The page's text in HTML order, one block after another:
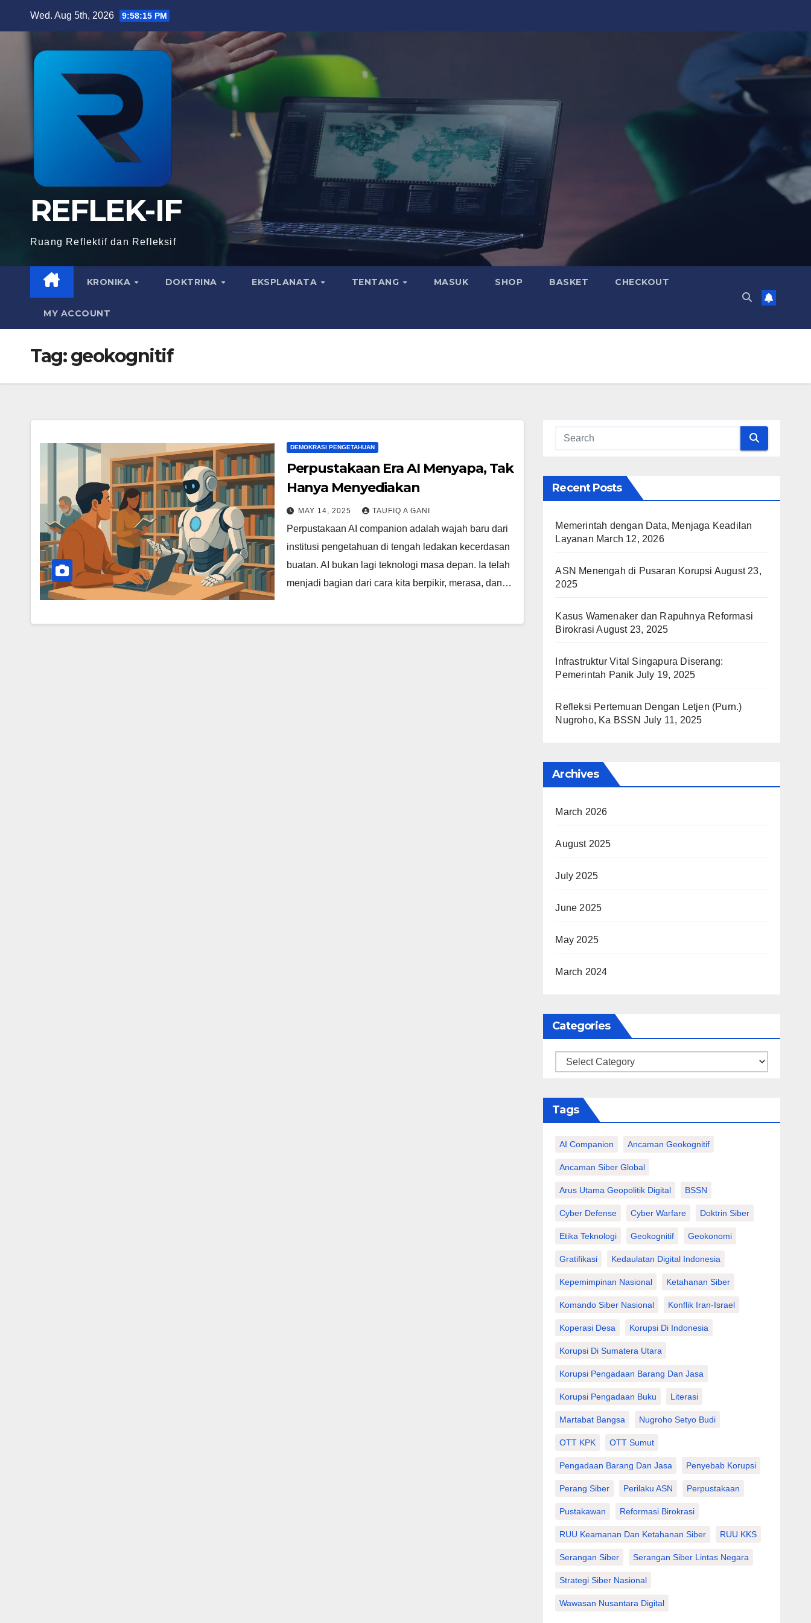
Wed. Aug 5th, 2026 9:58:16 PM
REFLEK-IF
Ruang Reflektif dan Refleksif
KRONIKA DOKTRINA EKSPLANATA TENTANG MASUK SHOP BASKET CHECKOUT
MY ACCOUNT
Tag:geokognitif
DEMOKRASI PENGETAHUAN
Perpustakaan Era AI Menyapa, Tak
Hanya Menyediakan
MAY 14, 2025 TAUFIQ A GANI
Perpustakaan AI companion adalah wajah baru dari
institusi pengetahuan di tengah ledakan kecerdasan
buatan. AI bukan lagi teknologi masa depan. Ia telah
menjadi bagian dari cara kita berpikir, merasa, dan…
Recent Posts
Memerintah dengan Data, Menjaga Keadilan
Layanan March 12, 2026
ASN Menengah di Pusaran Korupsi August 23,
2025
Kasus Wamenaker dan Rapuhnya Reformasi
Birokrasi August 23, 2025
Infrastruktur Vital Singapura Diserang:
Pemerintah Panik July 19, 2025
Refleksi Pertemuan Dengan Letjen (Purn.)
Nugroho, Ka BSSN July 11, 2025
Archives
March 2026
August 2025
July 2025
June 2025
May 2025
March 2024
Categories
Categories
Tags
AI Companion Ancaman Geokognitif
Ancaman Siber Global
Arus Utama Geopolitik Digital BSSN
Cyber Defense Cyber Warfare Doktrin Siber
Etika Teknologi Geokognitif Geokonomi
Gratifikasi Kedaulatan Digital Indonesia
Kepemimpinan Nasional Ketahanan Siber
Komando Siber Nasional Konflik Iran-Israel
Koperasi Desa Korupsi Di Indonesia
Korupsi Di Sumatera Utara
Korupsi Pengadaan Barang Dan Jasa
Korupsi Pengadaan Buku Literasi
Martabat Bangsa Nugroho Setyo Budi
OTT KPK OTT Sumut
Pengadaan Barang Dan Jasa Penyebab Korupsi
Perang Siber Perilaku ASN Perpustakaan
Pustakawan Reformasi Birokrasi
RUU Keamanan Dan Ketahanan Siber RUU KKS
Serangan Siber Serangan Siber Lintas Negara
Strategi Siber Nasional
Wawasan Nusantara Digital